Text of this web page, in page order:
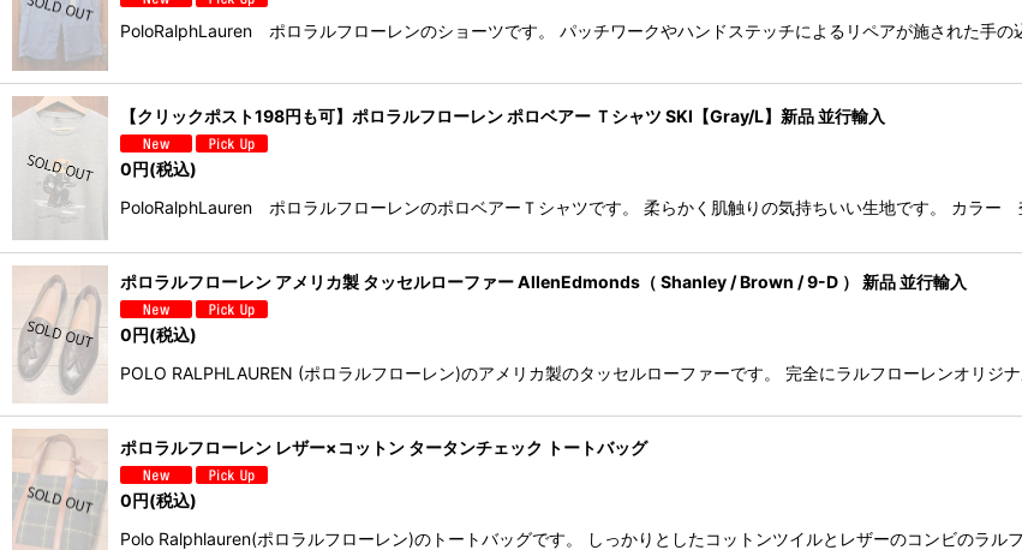
PoloRalphLauren ポロラルフローレンのショーツです。 パッチワークやハンドステッチによるリペアが施された手
【クリックポスト198円も可】ポロラルフローレン ポロベアー Ｔシャツ SKI【Gray/L】新品 並行輸入
0円(税込)
PoloRalphLauren ポロラルフローレンのポロベアーＴシャツです。 柔らかく肌触りの気持ちいい生地です。 カラ
ポロラルフローレン アメリカ製 タッセルローファー AllenEdmonds（ Shanley / Brown / 9-D ） 新品 並行輸入
0円(税込)
POLO RALPHLAUREN (ポロラルフローレン)のアメリカ製のタッセルローファーです。 完全にラルフローレンオリ
ポロラルフローレン レザー×コットン タータンチェック トートバッグ
0円(税込)
Polo Ralphlauren(ポロラルフローレン)のトートバッグです。 しっかりとしたコットンツイルとレザーのコンビのラ